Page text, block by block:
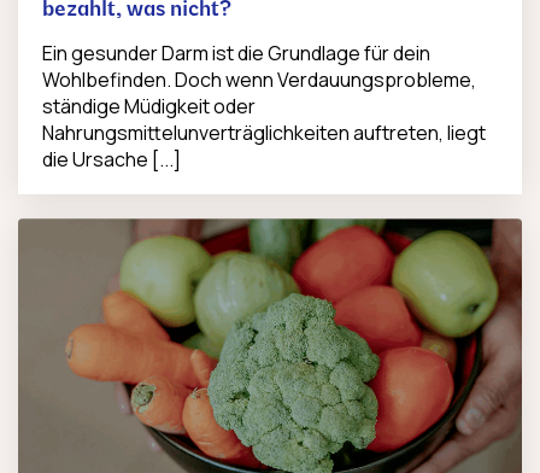
bezahlt, was nicht?
Ein gesunder Darm ist die Grundlage für dein
Wohlbefinden. Doch wenn Verdauungsprobleme,
ständige Müdigkeit oder
Nahrungsmittelunverträglichkeiten auftreten, liegt
die Ursache [...]